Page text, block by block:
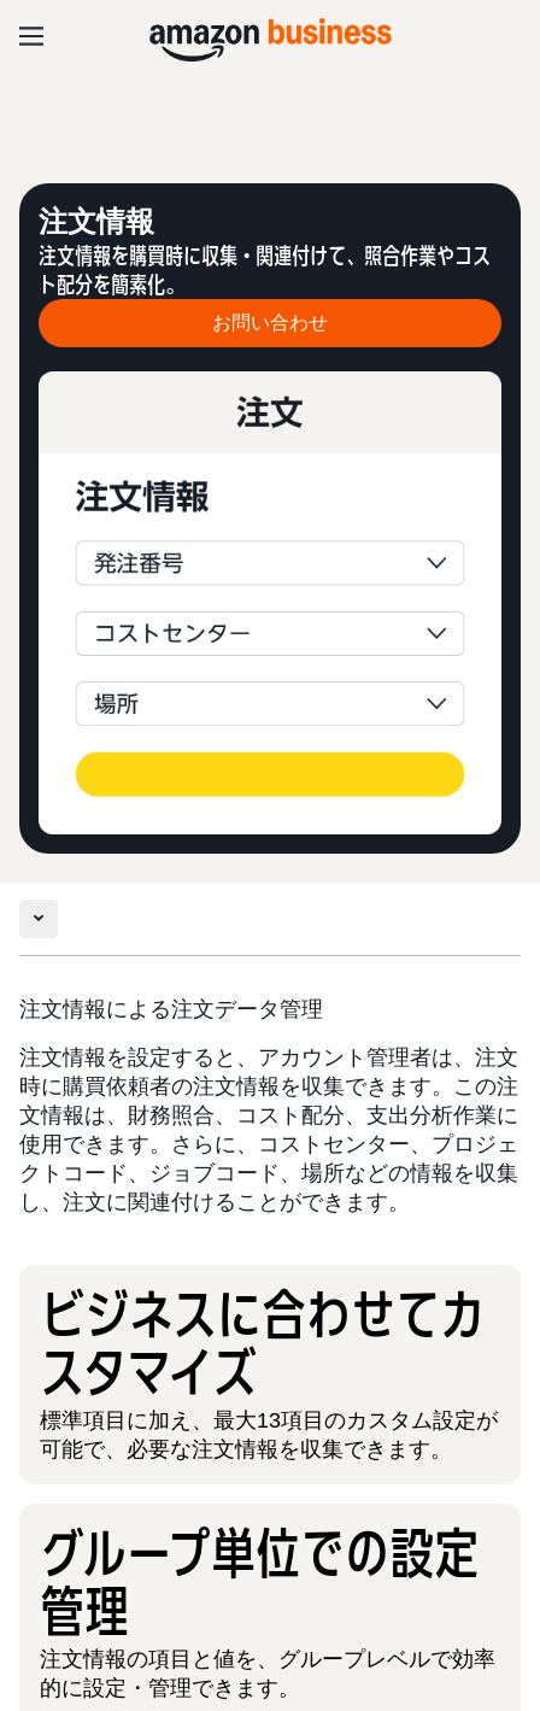
注文情報
注文情報を購買時に収集・関連付けて、照合作業やコス
ト配分を簡素化。
お問い合わせ
注文情報による注文データ管理
注文情報を設定すると、アカウント管理者は、注文
時に購買依頼者の注文情報を収集できます。この注
文情報は、財務照合、コスト配分、支出分析作業に
使用できます。さらに、コストセンター、プロジェ
クトコード、ジョブコード、場所などの情報を収集
し、注文に関連付けることができます。
ビジネスに合わせてカ
スタマイズ
標準項目に加え、最大13項目のカスタム設定が
可能で、必要な注文情報を収集できます。
グループ単位での設定
管理
注文情報の項目と値を、グループレベルで効率
的に設定・管理できます。